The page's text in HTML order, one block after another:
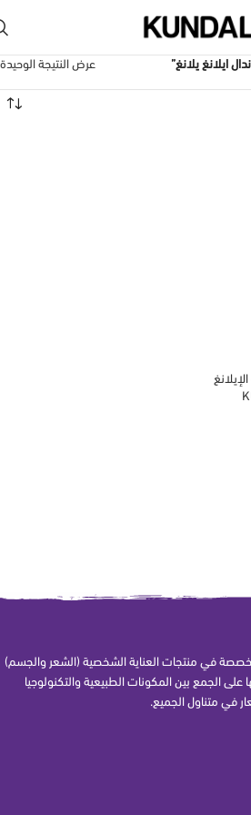
ايلانغ يلانغ” عرض النتيجة الوحيدة
في منتجات العناية الشخصية (الشعر والجسم)
على الجمع بين المكونات الطبيعية والتكنولوجيا
في متناول الجميع.